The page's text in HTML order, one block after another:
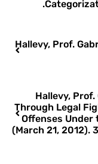
Hallevy, Prof.
Hallevy,
Through Legal
Offenses Under
(March 21, 2012).